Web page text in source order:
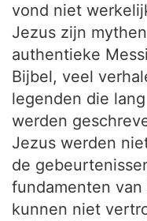
vond niet
Jezus zijn
authentieke
Bijbel, veel
legenden die
werden
Jezus werden
de
fundamenten
kunnen niet